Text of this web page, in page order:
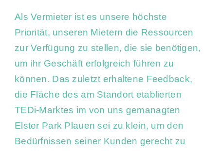
Als Vermieter ist es unsere höchste
Priorität, unseren Mietern die Ressourcen
zur Verfügung zu stellen, die sie benötigen,
um ihr Geschäft erfolgreich führen zu
können. Das zuletzt erhaltene Feedback,
die Fläche des am Standort etablierten
TEDi-Marktes im von uns gemanagten
Elster Park Plauen sei zu klein, um den
Bedürfnissen seiner Kunden gerecht zu